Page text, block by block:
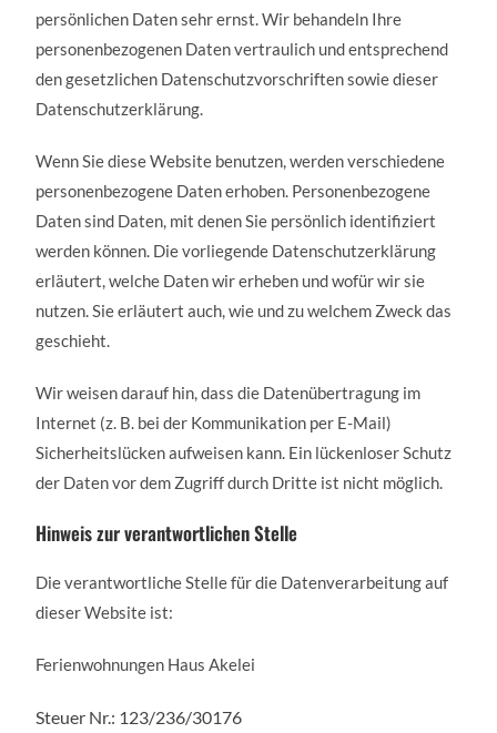
persönlichen Daten sehr ernst. Wir behandeln Ihre
personenbezogenen Daten vertraulich und entsprechend
den gesetzlichen Datenschutzvorschriften sowie dieser
Datenschutzerklärung.
Wenn Sie diese Website benutzen, werden verschiedene
personenbezogene Daten erhoben. Personenbezogene
Daten sind Daten, mit denen Sie persönlich identifiziert
werden können. Die vorliegende Datenschutzerklärung
erläutert, welche Daten wir erheben und wofür wir sie
nutzen. Sie erläutert auch, wie und zu welchem Zweck das
geschieht.
Wir weisen darauf hin, dass die Datenübertragung im
Internet (z. B. bei der Kommunikation per E-Mail)
Sicherheitslücken aufweisen kann. Ein lückenloser Schutz
der Daten vor dem Zugriff durch Dritte ist nicht möglich.
Hinweis zur verantwortlichen Stelle
Die verantwortliche Stelle für die Datenverarbeitung auf
dieser Website ist:
Ferienwohnungen Haus Akelei
Steuer Nr.: 123/236/30176